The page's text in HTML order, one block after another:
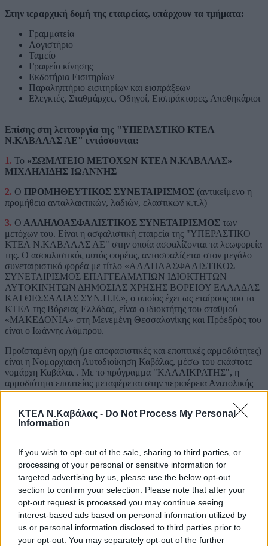
ΚΤΕΛ Ν.Καβάλας - Do Not Process My Personal
Information
If you wish to opt-out of the sale, sharing to third parties, or
processing of your personal or sensitive information for
targeted advertising by us, please use the below opt-out
section to confirm your selection. Please note that after your
opt-out request is processed you may continue seeing
interest-based ads based on personal information utilized by
us or personal information disclosed to third parties prior to
your opt-out. You may separately opt-out of the further
Στην ιεραρχική δομή της εταιρείας, υπάρχουν τα τμήματα:
Γραμματεία
Λογιστήριο
Ταμείο
Γραφείο κίνησης
Εκδοτήρια Εισιτηρίων
Παραληπτήριο εισιτηρίων και εισπράξεων
Ελεγκτές, Σταθμάρχες, Οδηγοί, Εισπράκτορες, Αποθηκάριοι
Επίσης στη λειτουργία της "ΥΠΕΡΑΣΤΙΚΟ ΚΤΕΛ
Ν.ΚΑΒΑΛΑΣ ΑΕ" εντάσσονται:
1. Το «ΣΩΜΑΤΕΙΟ ΜΕΤΟΧΩΝ ΚΤΕΛ Ν.ΚΑΒΑΛΑΣ»
ΜΙΧΑΗΛΙΔΗΣ ΙΩΑΝΝΗΣ
2. Ο ΠΡΟΜΗΘΕΥΤΙΚΟΣ ΣΥΝΕΤΑΙΡΙΣΜΟΣ (αντικείμενο η
προμήθεια ανταλλακτικών, λαδιών, ελαστικών κ.τ.λ)
3. Ο ΑΛΛΗΛΟΑΣΦΑΛΙΣΤΙΚΟΣ ΣΥΝΕΤΑΙΡΙΣΜΟΣ των
μετόχων του. Είναι η ασφαλιστική εταιρεία της "ΥΠΕΡΑΣΤΙΚΟ
ΚΤΕΛ Ν.ΚΑΒΑΛΑΣ ΑΕ" στην οποία ασφαλίζονται τα λεωφορεία
της. Ο ασφαλιστικός αυτός φορέας, αντασφαλίζεται στον μεγάλο
συνεταιριστικό φορέα με τίτλο «ΑΛΛΗΛΑΣΦΑΛΙΣΤΙΚΟΣ
ΣΥΝΕΤΑΙΡΙΣΜΟΣ ΕΠΑΓΓΕΛΜΑΤΙΩΝ ΙΔΙΟΚΤΗΤΩΝ
ΑΥΤΟΚΙΝΗΤΩΝ ΔΗΜΟΣΙΑΣ ΧΡΗΣΗΣ ΒΟΡΕΙΟΥ ΕΛΛΑΔΑΣ
ΚΑΙ ΘΕΣΣΑΛΙΑΣ ΣΥΝ.Π.Ε.», ο οποίος έχει ως εταίρους του τα
ΚΤΕΛ της Βόρειας Ελλάδας, είναι ο ιδιοκτήτης του σταθμού
«ΜΑΚΕΔΟΝΙΑ» στη Μενεμένη Θεσσαλονίκης και Πρόεδρός του
είναι ο Ιωάννης Λάμπρου.
Προϊσταμένη αρχή (με αποφασιστικές και εποπτικές αρμοδιότητες)
είναι η Νομαρχιακή Αυτοδιοίκηση Καβάλας, μέσω του εκάστοτε
νομάρχη Καβάλας . Με το πρόγραμμα "ΚΑΛΛΙΚΡΑΤΗΣ", η
αρμοδιότητα εποπτείας μεταφέρεται στην περιφέρεια Ανατολικής
Μακεδονίας και Θράκης.
Απώτατος «προϊστάμενος» όλων των ΚΤΕΛ είναι ο εκάστοτε
Υπουργός Μεταφορών και Επικοινωνιών.
Η εταιρεία
ΙΣΤΟΡΙΚΗ ΑΝΑΔΡΟΜΗ
ΔΙΟΙΚΗΤΙΚΗ ΔΟΜΗ
ΠΕΡΙΟΧΗ ΕΥΘΥΝΗΣ
ΣΤΟΛΟΣ
ΛΕΙΤΟΥΡΓΙΑ
ΕΠΕΝΔΥΣΕΙΣ
ΙΣΟΛΟΓΙΣΜΟΙ - ΠΡΟΣΚΛΗΣΕΙΣ